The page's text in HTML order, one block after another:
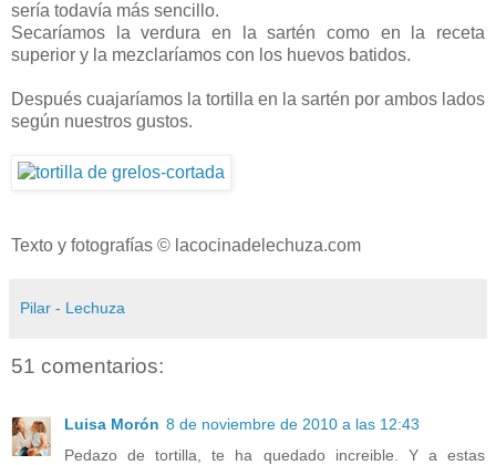
sería todavía más sencillo.
Secaríamos la verdura en la sartén como en la receta
superior y la mezclaríamos con los huevos batidos.
Después cuajaríamos la tortilla en la sartén por ambos lados
según nuestros gustos.
Texto y fotografías © lacocinadelechuza.com
Pilar - Lechuza
51 comentarios:
Luisa Morón 8 de noviembre de 2010 a las 12:43
Pedazo de tortilla, te ha quedado increible. Y a estas